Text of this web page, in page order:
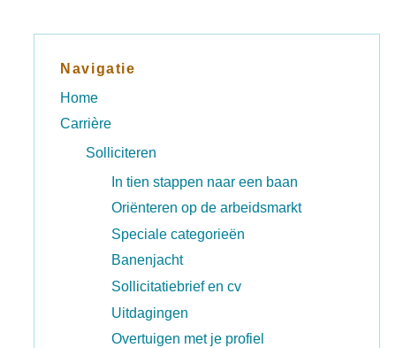
Navigatie
Home
Carrière
Solliciteren
In tien stappen naar een baan
Oriënteren op de arbeidsmarkt
Speciale categorieën
Banenjacht
Sollicitatiebrief en cv
Uitdagingen
Overtuigen met je profiel